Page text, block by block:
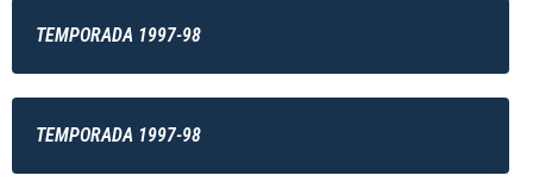
TEMPORADA 1997-98
TEMPORADA 1997-98